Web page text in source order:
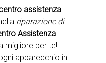
slide
centro assistenza
riparazione di
Assistenza
migliore per te!
apparecchio in